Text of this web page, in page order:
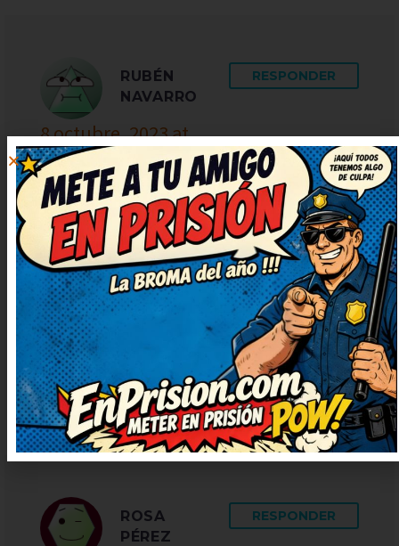
RUBÉN
NAVARRO
8 octubre, 2023 at
0:07
RESPONDER
Me ha encantado el giro final,
súper ingenioso. Necesitaba una
risa así, gracias por publicarlo.
Seguid publicando más, que
alegran un montón. Me he
quedado con una sonrisa tonta,
¡genial!
ROSA
PÉREZ
RESPONDER